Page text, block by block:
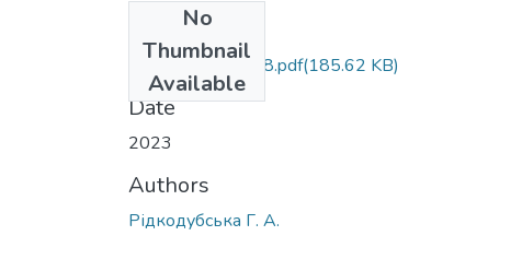
No
Thumbnail
Available
OsDon_2023_1_8.pdf(185.62 KB)
Date
2023
Authors
Рідкодубська Г. А.